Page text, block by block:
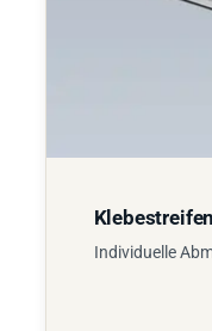
Klebestreifen
Individuelle